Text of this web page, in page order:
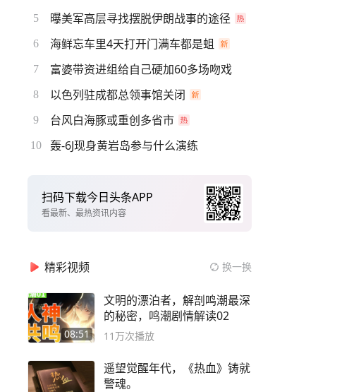
5 曝美军高层寻找摆脱伊朗战事的途径
6 海鲜忘车里4天打开门满车都是蛆
7 富婆带资进组给自己硬加60多场吻戏
8 以色列驻成都总领事馆关闭
9 台风白海豚或重创多省市
10 轰-6J现身黄岩岛参与什么演练
扫码下载今日头条APP
看最新、最热资讯内容
精彩视频 换一换
08:51
文明的漂泊者，解剖鸣潮最深
的秘密，鸣潮剧情解读02
11万次播放
遥望觉醒年代，《热血》铸就
警魂。